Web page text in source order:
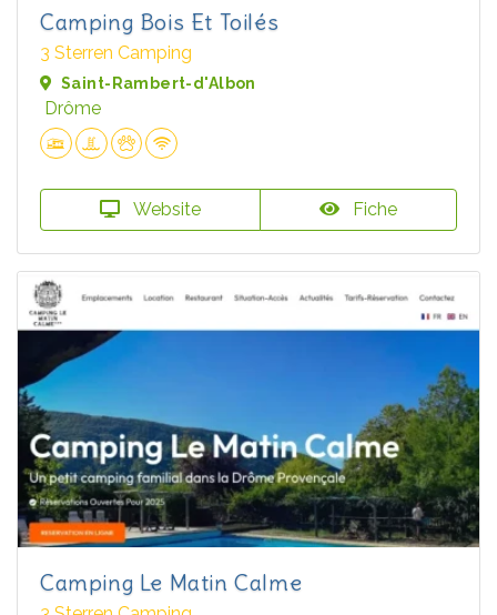
Camping Bois Et Toilés
3 Sterren Camping
Saint-Rambert-d'Albon
Drôme
Website Fiche
Camping Le Matin Calme